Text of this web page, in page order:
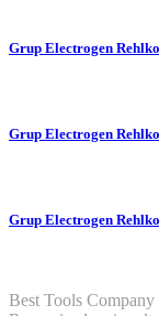
Grup Electrogen
Grup Electrogen
Grup Electrogen
Best Tools